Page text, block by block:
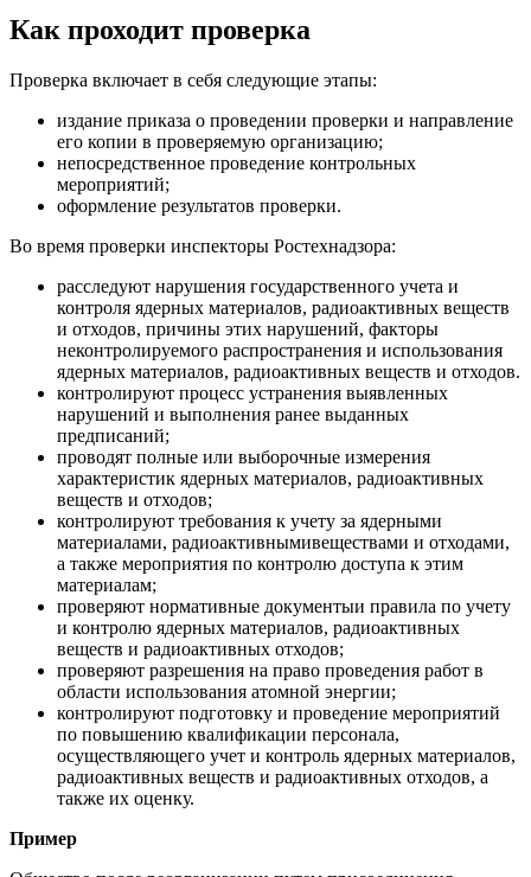
Как проходит проверка
Проверка включает в себя следующие этапы:
издание приказа о проведении проверки и направление
его копии в проверяемую организацию;
непосредственное проведение контрольных
мероприятий;
оформление результатов проверки.
Во время проверки инспекторы Ростехнадзора:
расследуют нарушения государственного учета и
контроля ядерных материалов, радиоактивных веществ
и отходов, причины этих нарушений, факторы
неконтролируемого распространения и использования
ядерных материалов, радиоактивных веществ и отходов.
контролируют процесс устранения выявленных
нарушений и выполнения ранее выданных
предписаний;
проводят полные или выборочные измерения
характеристик ядерных материалов, радиоактивных
веществ и отходов;
контролируют требования к учету за ядерными
материалами, радиоактивнымивеществами и отходами,
а также мероприятия по контролю доступа к этим
материалам;
проверяют нормативные документыи правила по учету
и контролю ядерных материалов, радиоактивных
веществ и радиоактивных отходов;
проверяют разрешения на право проведения работ в
области использования атомной энергии;
контролируют подготовку и проведение мероприятий
по повышению квалификации персонала,
осуществляющего учет и контроль ядерных материалов,
радиоактивных веществ и радиоактивных отходов, а
также их оценку.
Пример